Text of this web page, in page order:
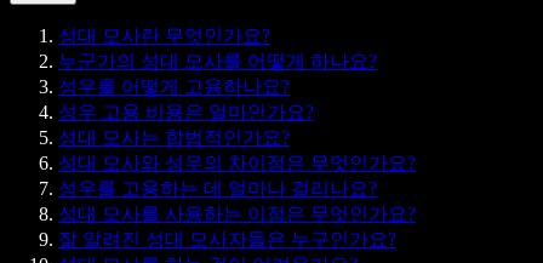
성대 모사란 무엇인가요?
누군가의 성대 모사를 어떻게 하나요?
성우를 어떻게 고용하나요?
성우 고용 비용은 얼마인가요?
성대 모사는 합법적인가요?
성대 모사와 성우의 차이점은 무엇인가요?
성우를 고용하는 데 얼마나 걸리나요?
성대 모사를 사용하는 이점은 무엇인가요?
잘 알려진 성대 모사자들은 누구인가요?